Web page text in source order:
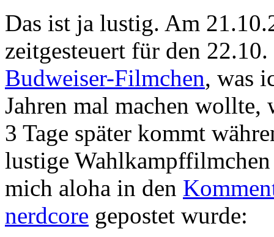
Das ist ja lustig. Am
zeitgesteuert für den 22.10.
Budweiser-Filmchen, was
Jahren mal machen
3 Tage später kommt
lustige
mich aloha in den
nerdcore gepostet wurde: